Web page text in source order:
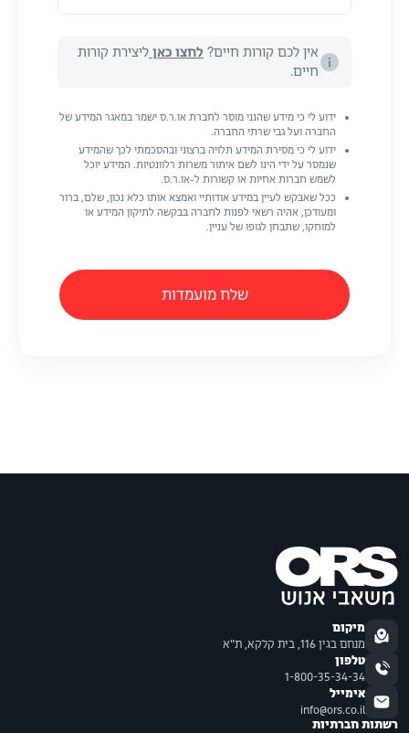
אין לכם קורות חיים? לחצו כאן ליצירת קורות
חיים.
ידוע לי כי מידע שהנני מוסר לחברת או.ר.ס ישמר במאגר המידע של
החברה ועל גבי שרתי החברה.
ידוע לי כי מסירת המידע תלויה ברצוני ובהסכמתי לכך שהמידע
שנמסר על ידי הינו לשם איתור משרות רלוונטיות. המידע יוכל
לשמש חברות אחיות או קשורות ל-או.ר.ס.
ככל שאבקש לעיין במידע אודותיי ואמצא אותו כלא נכון, שלם, ברור
ומעודכן, אהיה רשאי לפנות לחברה בבקשה לתיקון המידע או
למוחקו, שתבחן לגופו של עניין.
שלח מועמדות
מיקום
מנחם בגין 116, בית קלקא, ת"א
טלפון
1-800-35-34-34
אימייל
info@ors.co.il
רשתות חברתיות